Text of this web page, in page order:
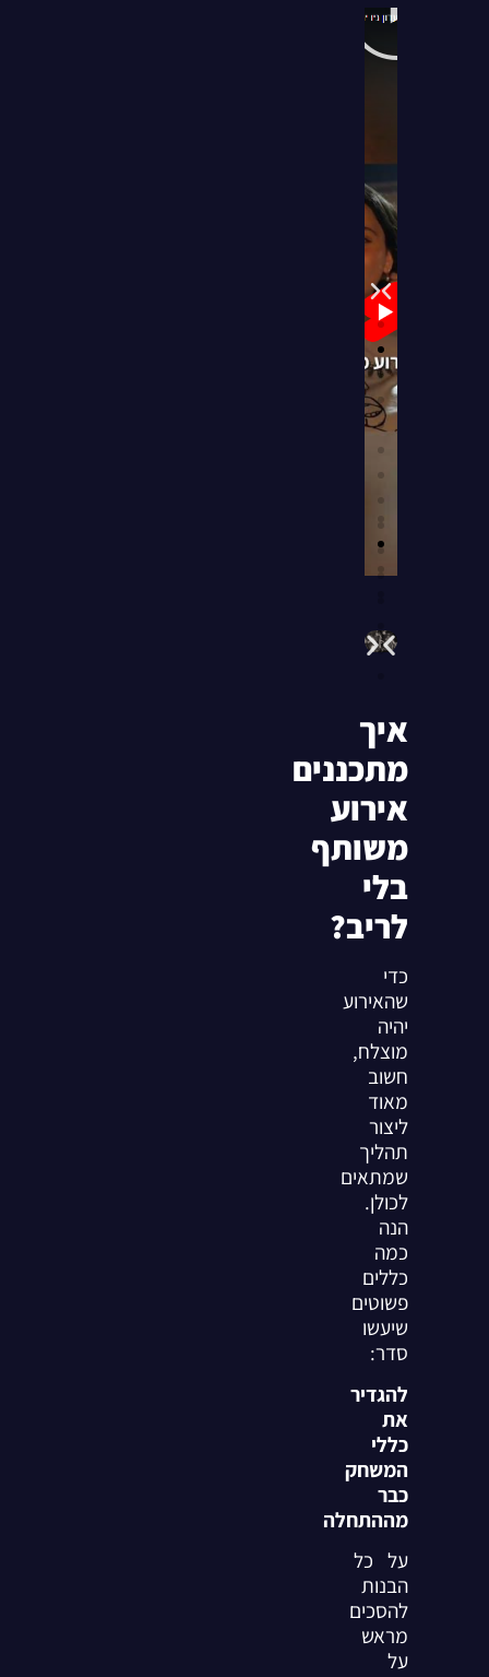
איך
מתכננים
אירוע
משותף
בלי
לריב?
כדי
שהאירוע
יהיה
מוצלח,
חשוב
מאוד
ליצור
תהליך
שמתאים
לכולן.
הנה
כמה
כללים
פשוטים
שיעשו
סדר:
להגדיר
את
כללי
המשחק
כבר
מההתחלה
על כל
הבנות
להסכים
מראש
על